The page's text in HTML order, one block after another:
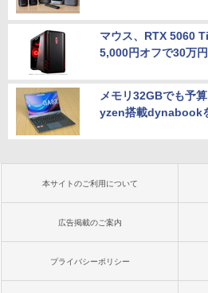
マウス、RTX 5060
5,000円オフで30万円
メモリ32GBでも予
yzen搭載dynabook
本サイトのご利用について
広告掲載のご案内
プライバシーポリシー